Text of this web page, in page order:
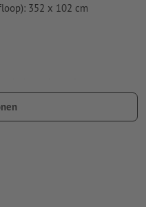
352 x 102 cm
ingesloten of omgezet